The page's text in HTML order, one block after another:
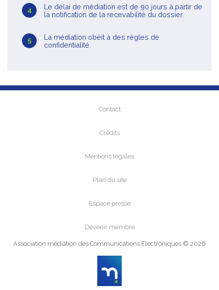
Le délai de médiation est de 90 jours à partir de
la notification de la recevabilité du dossier.
La médiation obéit à des règles de
confidentialité.
Contact
Crédits
Mentions légales
Plan du site
Espace presse
Devenir membre
Association médiation des Communications Electroniques © 2026